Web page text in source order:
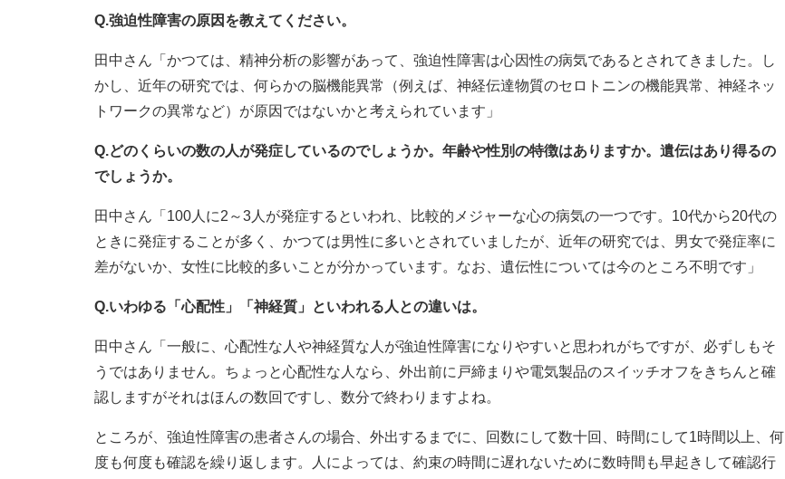
Q.強迫性障害の原因を教えてください。
田中さん「かつては、精神分析の影響があって、強迫性障害は心因性の病気であるとされてきました。し
かし、近年の研究では、何らかの脳機能異常（例えば、神経伝達物質のセロトニンの機能異常、神経ネッ
トワークの異常など）が原因ではないかと考えられています」
Q.どのくらいの数の人が発症しているのでしょうか。年齢や性別の特徴はありますか。遺伝はあり得るの
でしょうか。
田中さん「100人に2～3人が発症するといわれ、比較的メジャーな心の病気の一つです。10代から20代の
ときに発症することが多く、かつては男性に多いとされていましたが、近年の研究では、男女で発症率に
差がないか、女性に比較的多いことが分かっています。なお、遺伝性については今のところ不明です」
Q.いわゆる「心配性」「神経質」といわれる人との違いは。
田中さん「一般に、心配性な人や神経質な人が強迫性障害になりやすいと思われがちですが、必ずしもそ
うではありません。ちょっと心配性な人なら、外出前に戸締まりや電気製品のスイッチオフをきちんと確
認しますがそれはほんの数回ですし、数分で終わりますよね。
ところが、強迫性障害の患者さんの場合、外出するまでに、回数にして数十回、時間にして1時間以上、何
度も何度も確認を繰り返します。人によっては、約束の時間に遅れないために数時間も早起きして確認行